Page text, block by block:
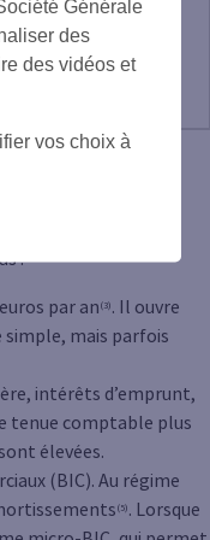
peut varier
:
par an (3) . Il ouvre
mais parfois
intérêts d’emprunt,
tenue comptable plus
élevées.
(BIC). Au régime
(5) . Lorsque
Générale
des
des vidéos et
vos choix à